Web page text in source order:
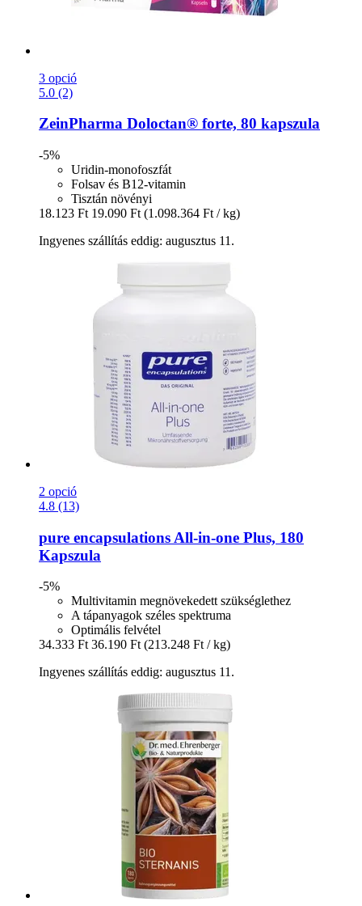
3 opció
5.0 (2)
ZeinPharma Doloctan® forte, 80 kapszula
-5%
Uridin-monofoszfát
Folsav és B12-vitamin
Tisztán növényi
18.123 Ft 19.090 Ft (1.098.364 Ft / kg)
Ingyenes szállítás eddig: augusztus 11.
2 opció
4.8 (13)
pure encapsulations All-​in-​one Plus, 180
Kapszula
-5%
Multivitamin megnövekedett szükséglethez
A tápanyagok széles spektruma
Optimális felvétel
34.333 Ft 36.190 Ft (213.248 Ft / kg)
Ingyenes szállítás eddig: augusztus 11.